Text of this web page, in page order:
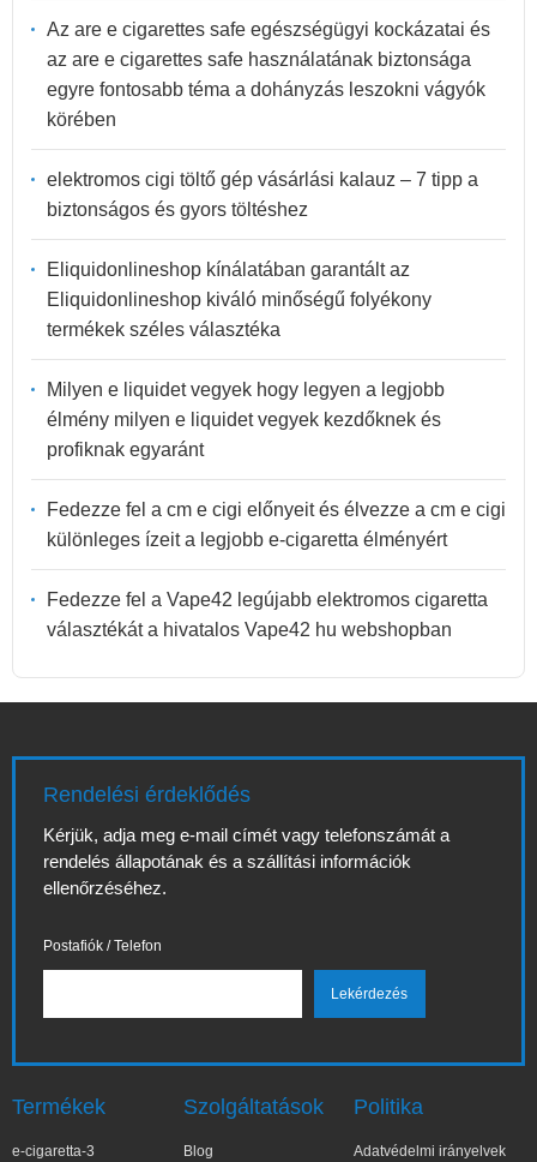
Az are e cigarettes safe egészségügyi kockázatai és
az are e cigarettes safe használatának biztonsága
egyre fontosabb téma a dohányzás leszokni vágyók
körében
elektromos cigi töltő gép vásárlási kalauz – 7 tipp a
biztonságos és gyors töltéshez
Eliquidonlineshop kínálatában garantált az
Eliquidonlineshop kiváló minőségű folyékony
termékek széles választéka
Milyen e liquidet vegyek hogy legyen a legjobb
élmény milyen e liquidet vegyek kezdőknek és
profiknak egyaránt
Fedezze fel a cm e cigi előnyeit és élvezze a cm e cigi
különleges ízeit a legjobb e-cigaretta élményért
Fedezze fel a Vape42 legújabb elektromos cigaretta
választékát a hivatalos Vape42 hu webshopban
Rendelési érdeklődés
Kérjük, adja meg e-mail címét vagy telefonszámát a
rendelés állapotának és a szállítási információk
ellenőrzéséhez.
Postafiók / Telefon
Termékek
e-cigaretta-3
Szolgáltatások
Blog
Politika
Adatvédelmi irányelvek